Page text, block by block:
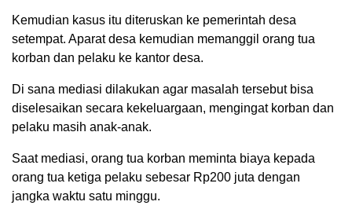
Kemudian kasus itu diteruskan ke pemerintah desa
setempat. Aparat desa kemudian memanggil orang tua
korban dan pelaku ke kantor desa.
Di sana mediasi dilakukan agar masalah tersebut bisa
diselesaikan secara kekeluargaan, mengingat korban dan
pelaku masih anak-anak.
Saat mediasi, orang tua korban meminta biaya kepada
orang tua ketiga pelaku sebesar Rp200 juta dengan
jangka waktu satu minggu.